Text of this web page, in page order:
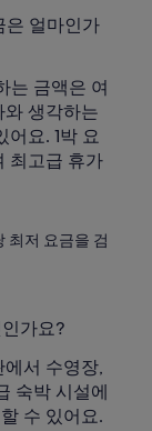
은 얼마인가
는 금액은 여
생각하는
요. 1박 요
최고급 휴가
최저 요금을 검
가요?
서 수영장,
숙박 시설에
수 있어요.